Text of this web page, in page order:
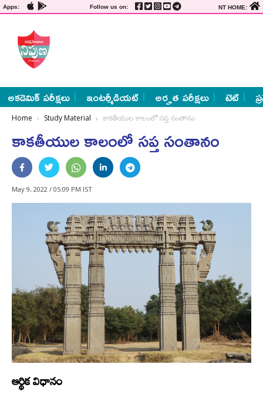
Apps: Follow us on: NT HOME:
అకడెమిక్ పరీక్షలు ఇంటర్మీడియట్ అర్హత పరీక్షలు టెట్
Home Study Material కాక‌తీయుల కాలంలో సప్త సంతానం
కాక‌తీయుల కాలంలో సప్త సంతానం
May 9, 2022 / 05:09 PM IST
ఆర్థిక విధానం